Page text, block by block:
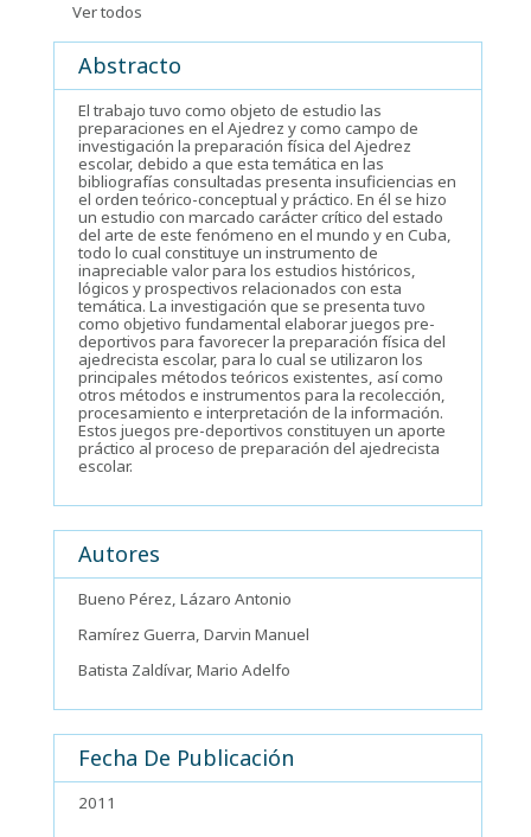
Ver todos
Abstracto
El trabajo tuvo como objeto de estudio las
preparaciones en el Ajedrez y como campo de
investigación la preparación física del Ajedrez
escolar, debido a que esta temática en las
bibliografías consultadas presenta insuficiencias en
el orden teórico-conceptual y práctico. En él se hizo
un estudio con marcado carácter crítico del estado
del arte de este fenómeno en el mundo y en Cuba,
todo lo cual constituye un instrumento de
inapreciable valor para los estudios históricos,
lógicos y prospectivos relacionados con esta
temática. La investigación que se presenta tuvo
como objetivo fundamental elaborar juegos pre-
deportivos para favorecer la preparación física del
ajedrecista escolar, para lo cual se utilizaron los
principales métodos teóricos existentes, así como
otros métodos e instrumentos para la recolección,
procesamiento e interpretación de la información.
Estos juegos pre-deportivos constituyen un aporte
práctico al proceso de preparación del ajedrecista
escolar.
Autores
Bueno Pérez, Lázaro Antonio
Ramírez Guerra, Darvin Manuel
Batista Zaldívar, Mario Adelfo
Fecha De Publicación
2011